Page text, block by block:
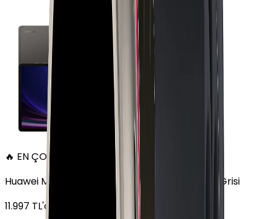
🔥 EN ÇOK SATAN
Huawei MatePad 11.5 128 GB 11.5 inç Wi-Fi Uzay Grisi
11.997 TL'den başlayan fiyatlar